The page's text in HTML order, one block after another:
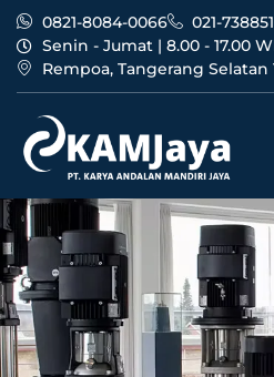
0821-8084-0066 021-
Senin - Jumat | 8.00 - 17.00
Rempoa, Tangerang Selatan